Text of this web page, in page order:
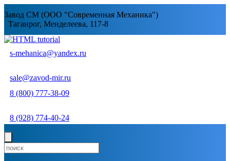
Завод СМ (ООО "Современная Механика")
Таганрог, Менделеева, 117-8
s-mehanica@yandex.ru
sale@zavod-mir.ru
8 (800) 777-38-09
8 (928) 774-40-24